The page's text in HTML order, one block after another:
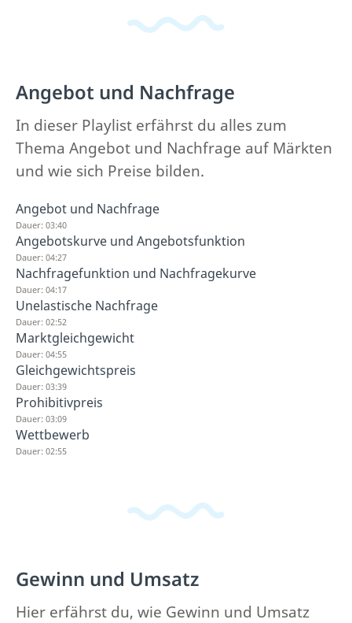
Angebot und Nachfrage
In dieser Playlist erfährst du alles zum
Thema Angebot und Nachfrage auf Märkten
und wie sich Preise bilden.
Angebot und Nachfrage
Dauer: 03:40
Angebotskurve und Angebotsfunktion
Dauer: 04:27
Nachfragefunktion und Nachfragekurve
Dauer: 04:17
Unelastische Nachfrage
Dauer: 02:52
Marktgleichgewicht
Dauer: 04:55
Gleichgewichtspreis
Dauer: 03:39
Prohibitivpreis
Dauer: 03:09
Wettbewerb
Dauer: 02:55
Gewinn und Umsatz
Hier erfährst du, wie Gewinn und Umsatz